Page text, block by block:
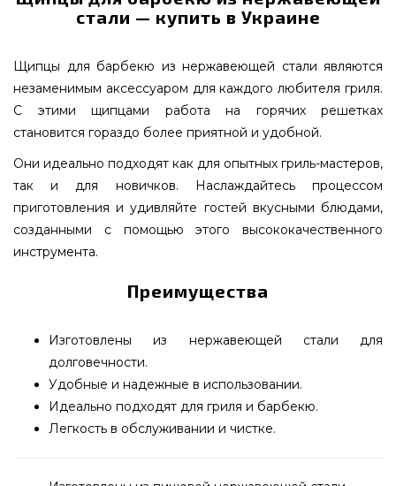
стали — купить в Украине
Щипцы для барбекю из нержавеющей стали являются
незаменимым аксессуаром для каждого любителя гриля.
С этими щипцами работа на горячих решетках
становится гораздо более приятной и удобной.
Они идеально подходят как для опытных гриль-мастеров,
так и для новичков. Наслаждайтесь процессом
приготовления и удивляйте гостей вкусными блюдами,
созданными с помощью этого высококачественного
инструмента.
Преимущества
Изготовлены из нержавеющей стали для
долговечности.
Удобные и надежные в использовании.
Идеально подходят для гриля и барбекю.
Легкость в обслуживании и чистке.